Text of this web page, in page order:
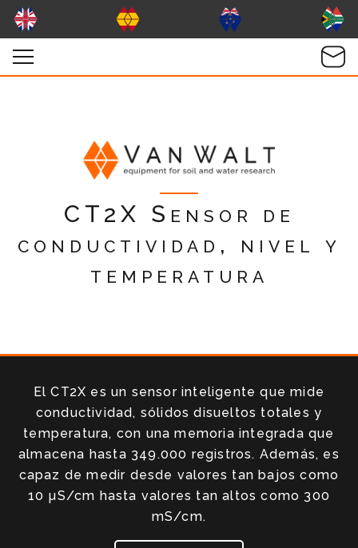
CT2X Sensor de
conductividad, nivel y
temperatura
El CT2X es un sensor inteligente que mide
conductividad, sólidos disueltos totales y
temperatura, con una memoria integrada que
almacena hasta 349.000 registros. Además, es
capaz de medir desde valores tan bajos como
10 µS/cm hasta valores tan altos como 300
mS/cm.